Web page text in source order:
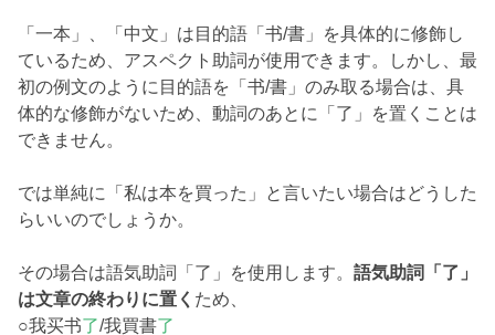
「一本」、「中文」は目的語「书/書」を具体的に修飾し
ているため、アスペクト助詞が使用できます。しかし、最
初の例文のように目的語を「书/書」のみ取る場合は、具
体的な修飾がないため、動詞のあとに「了」を置くことは
できません。
では単純に「私は本を買った」と言いたい場合はどうした
らいいのでしょうか。
その場合は語気助詞「了」を使用します。 語気助詞「了」
は文章の終わりに置く ため、
○我买书了/我買書了